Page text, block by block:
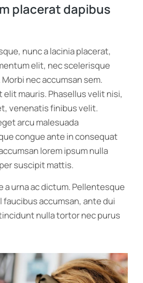
placerat dapibus
nunc a lacinia placerat,
elit, nec scelerisque
nec accumsan sem.
mauris. Phasellus velit nisi,
venenatis finibus velit.
arcu malesuada
congue ante in consequat
lorem ipsum nulla
suscipit mattis.
a urna ac dictum. Pellentesque
faucibus accumsan, ante dui
nulla tortor nec purus